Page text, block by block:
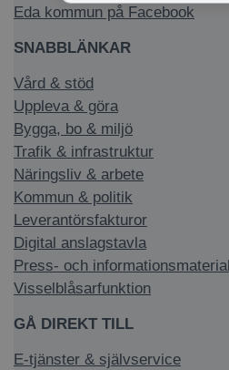
Eda kommun på Facebook
SNABBLÄNKAR
Vård & stöd
Uppleva & göra
Bygga, bo & miljö
Trafik & infrastruktur
Näringsliv & arbete
Kommun & politik
Leverantörsfakturor
Digital anslagstavla
Press- och informationsmaterial
Visselblåsarfunktion
GÅ DIREKT TILL
E-tjänster & självservice